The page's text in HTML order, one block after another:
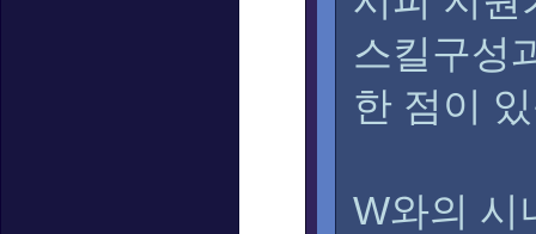
스킬구성
한 점이
W와의 시